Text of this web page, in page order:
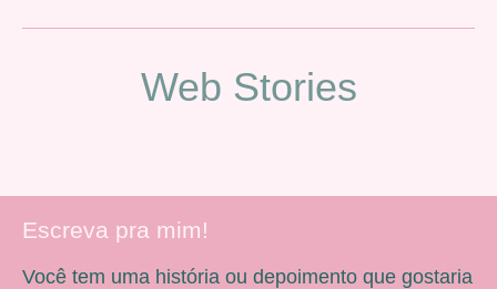
Web Stories
Escreva pra mim!
Você tem uma história ou depoimento que gostaria